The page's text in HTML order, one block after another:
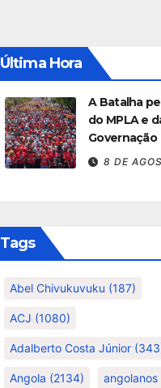
Última Hora
A Batalha
do MPLA e
Governação
8 DE
Tags
Abel Chivukuvuku (187)
ACJ (1080)
Adalberto Costa Júnior
Angola (2134) angolanos